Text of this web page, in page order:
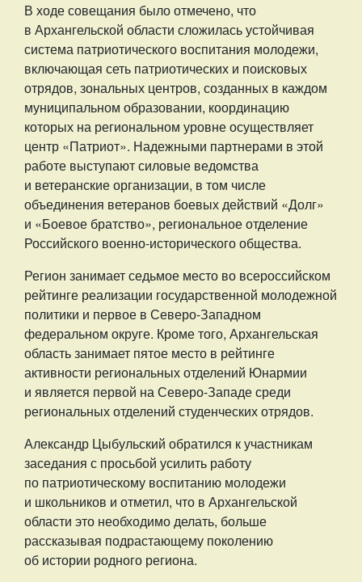
В ходе совещания было отмечено, что
в Архангельской области сложилась устойчивая
система патриотического воспитания молодежи,
включающая сеть патриотических и поисковых
отрядов, зональных центров, созданных в каждом
муниципальном образовании, координацию
которых на региональном уровне осуществляет
центр «Патриот». Надежными партнерами в этой
работе выступают силовые ведомства
и ветеранские организации, в том числе
объединения ветеранов боевых действий «Долг»
и «Боевое братство», региональное отделение
Российского военно-исторического общества.
Регион занимает седьмое место во всероссийском
рейтинге реализации государственной молодежной
политики и первое в Северо-Западном
федеральном округе. Кроме того, Архангельская
область занимает пятое место в рейтинге
активности региональных отделений Юнармии
и является первой на Северо-Западе среди
региональных отделений студенческих отрядов.
Александр Цыбульский обратился к участникам
заседания с просьбой усилить работу
по патриотическому воспитанию молодежи
и школьников и отметил, что в Архангельской
области это необходимо делать, больше
рассказывая подрастающему поколению
об истории родного региона.